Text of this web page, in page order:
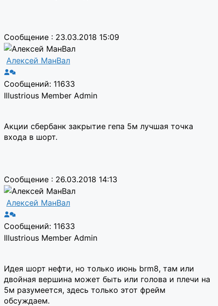
Сообщение : 23.03.2018 15:09
Алексей МанВал
Сообщений: 11633
Illustrious Member Admin
Акции сбербанк закрытие гепа 5м лучшая точка
входа в шорт.
Сообщение : 26.03.2018 14:13
Алексей МанВал
Сообщений: 11633
Illustrious Member Admin
Идея шорт нефти, но только июнь brm8, там или
двойная вершина может быть или голова и плечи на
5м разумеется, здесь только этот фрейм
обсуждаем.